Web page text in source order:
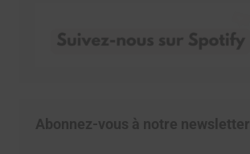
Abonnez-vous à notre newsletter